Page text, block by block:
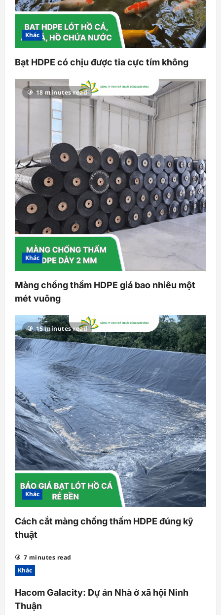
Khác
Bạt HDPE có chịu được tia cực tím không
18 minutes read
Khác
Màng chống thấm HDPE giá bao nhiêu một
mét vuông
15 minutes read
Khác
Cách cắt màng chống thấm HDPE đúng kỹ
thuật
7 minutes read
Khác
Hacom Galacity: Dự án Nhà ở xã hội Ninh
Thuận